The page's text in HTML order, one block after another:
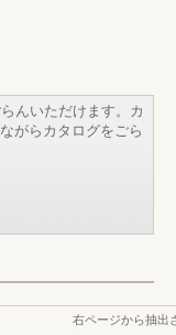
んいただけます。カ
がらカタログをごら
右ページから抽出